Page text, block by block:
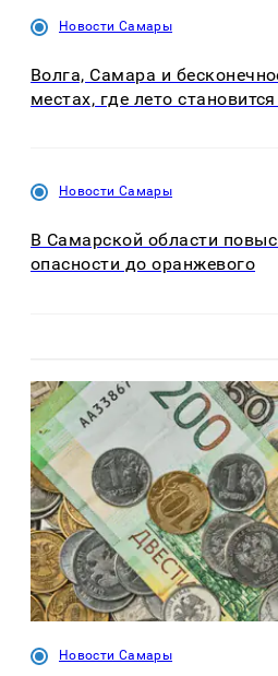
Новости Самары
Волга, Самара и
местах, где лето
Новости Самары
В Самарской области
опасности до оранжевого
Новости Самары